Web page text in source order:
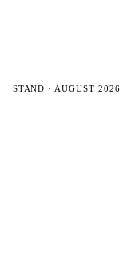
STAND · AUGUST 2026